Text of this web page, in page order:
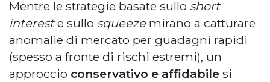
Mentre le strategie basate sullo short
intereste sullo squeezemirano a catturare
anomalie di mercato per guadagni rapidi
(spesso a fronte di rischi estremi), un
approccio conservativo e affidabile si